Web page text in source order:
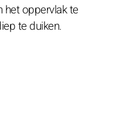
het oppervlak te
te duiken.